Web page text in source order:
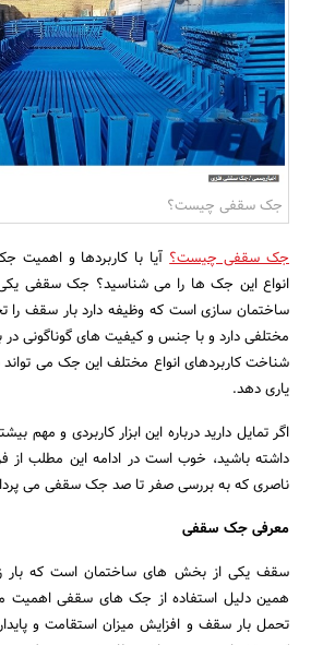
جک سقفی چیست؟
جک سقفی چیست؟آیا با کاربردها و اهمیت
انواع این جک ها را می شناسید؟ جک سقفی یکی
ساختمان سازی است که وظیفه دارد بار سقف را
مختلفی دارد و با جنس و کیفیت های گوناگونی در
شناخت کاربردهای انواع مختلف این جک می
یاری دهد.
اگر تمایل دارید درباره این ابزار کاربردی و مهم
داشته باشید، خوب است در ادامه این مطلب از
ناصری که به بررسی صفر تا صد جک سقفی می
معرفی جک سقفی
سقف یکی از بخش های ساختمان است که بار
همین دلیل استفاده از جک های سقفی
تحمل بار سقف و افزایش میزان استقامت و